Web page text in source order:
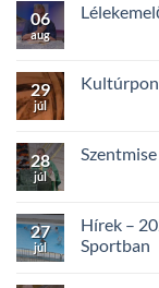
06
aug
29
júl
28
júl
27
júl
Hírek –
Sportban